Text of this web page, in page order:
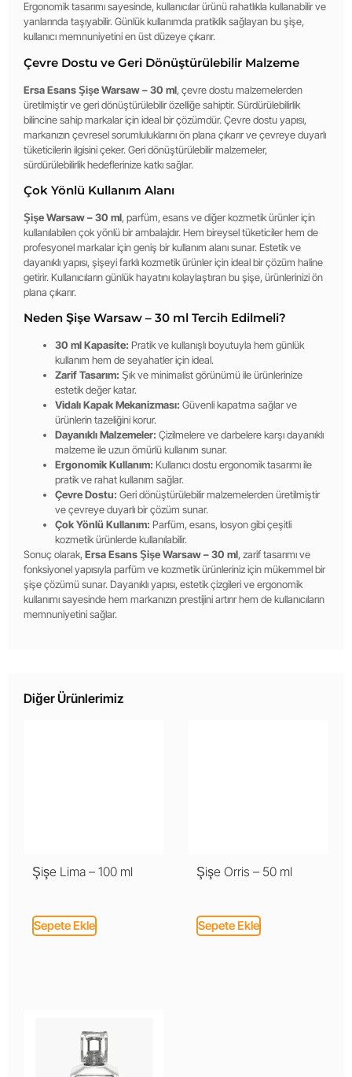
Ergonomik tasarımı sayesinde, kullanıcılar ürünü rahatlıkla kullanabilir ve
yanlarında taşıyabilir. Günlük kullanımda pratiklik sağlayan bu şişe,
kullanıcı memnuniyetini en üst düzeye çıkarır.
Çevre Dostu ve Geri Dönüştürülebilir Malzeme
Ersa Esans Şişe Warsaw – 30 ml, çevre dostu malzemelerden
üretilmiştir ve geri dönüştürülebilir özelliğe sahiptir. Sürdürülebilirlik
bilincine sahip markalar için ideal bir çözümdür. Çevre dostu yapısı,
markanızın çevresel sorumluluklarını ön plana çıkarır ve çevreye duyarlı
tüketicilerin ilgisini çeker. Geri dönüştürülebilir malzemeler,
sürdürülebilirlik hedeflerinize katkı sağlar.
Çok Yönlü Kullanım Alanı
Şişe Warsaw – 30 ml, parfüm, esans ve diğer kozmetik ürünler için
kullanılabilen çok yönlü bir ambalajdır. Hem bireysel tüketiciler hem de
profesyonel markalar için geniş bir kullanım alanı sunar. Estetik ve
dayanıklı yapısı, şişeyi farklı kozmetik ürünler için ideal bir çözüm haline
getirir. Kullanıcıların günlük hayatını kolaylaştıran bu şişe, ürünlerinizi ön
plana çıkarır.
Neden Şişe Warsaw – 30 ml Tercih Edilmeli?
30 ml Kapasite: Pratik ve kullanışlı boyutuyla hem günlük
kullanım hem de seyahatler için ideal.
Zarif Tasarım: Şık ve minimalist görünümü ile ürünlerinize
estetik değer katar.
Vidalı Kapak Mekanizması: Güvenli kapatma sağlar ve
ürünlerin tazeliğini korur.
Dayanıklı Malzemeler: Çizilmelere ve darbelere karşı dayanıklı
malzeme ile uzun ömürlü kullanım sunar.
Ergonomik Kullanım: Kullanıcı dostu ergonomik tasarımı ile
pratik ve rahat kullanım sağlar.
Çevre Dostu: Geri dönüştürülebilir malzemelerden üretilmiştir
ve çevreye duyarlı bir çözüm sunar.
Çok Yönlü Kullanım: Parfüm, esans, losyon gibi çeşitli
kozmetik ürünlerde kullanılabilir.
Sonuç olarak, Ersa Esans Şişe Warsaw – 30 ml, zarif tasarımı ve
fonksiyonel yapısıyla parfüm ve kozmetik ürünleriniz için mükemmel bir
şişe çözümü sunar. Dayanıklı yapısı, estetik çizgileri ve ergonomik
kullanımı sayesinde hem markanızın prestijini artırır hem de kullanıcıların
memnuniyetini sağlar.
Diğer Ürünlerimiz
Şişe Lima – 100 ml
Sepete Ekle
Şişe Orris – 50 ml
Sepete Ekle